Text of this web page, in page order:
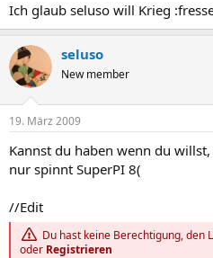
Ich glaub seluso will Krieg
seluso
New member
19. März 2009
Kannst du haben wenn du
nur spinnt SuperPI 8(
//Edit
Du hast keine Berechtigung, den
oder Registrieren